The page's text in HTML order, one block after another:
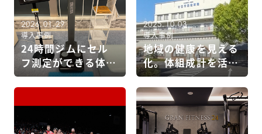
2026.01.29
導入事例
24時間ジムにセル
フ測定ができる体組
成計を【ストレング
ス・フィット】
2025.10.03
導入事例
地域の健康を見える
化。体組成計を活用
した廿日市記念病院
の健康増進活動